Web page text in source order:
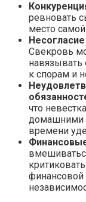
ревновать
место
Свекровь
навязывать
к спорам и
что
домашними
времени